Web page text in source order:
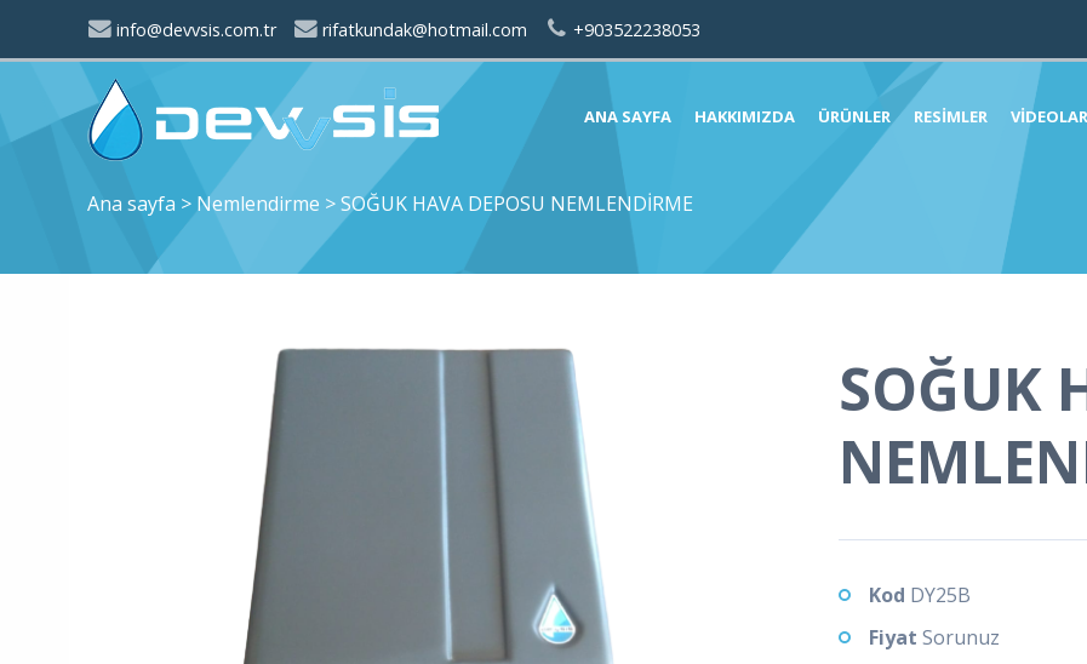
info@devvsis.com.tr rifatkundak@hotmail.com +903522238053
ANA SAYFA HAKKIMIZDA ÜRÜNLER RESIMLER VIDEOLAR
Ana sayfa > Nemlendirme >SOĞUK HAVA DEPOSU NEMLENDİRME
SOĞUK
Kod DY25B
Fiyat Sorunuz